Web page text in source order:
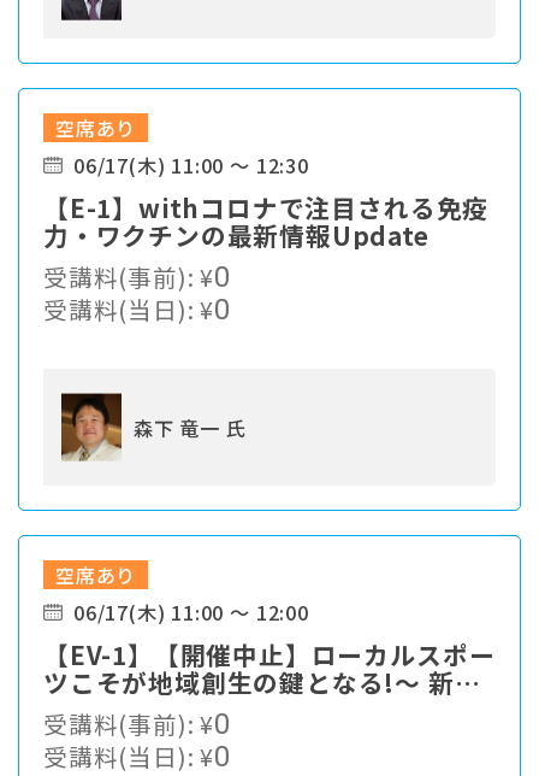
空席あり
06/17(木) 11:00 ～ 12:30
【E-1】withコロナで注目される免疫
力・ワクチンの最新情報Update
受講料(事前):¥0
受講料(当日):¥0
森下 竜一 氏
空席あり
06/17(木) 11:00 ～ 12:00
【EV-1】【開催中止】ローカルスポー
ツこそが地域創生の鍵となる!〜 新た
なスポーツソリューションの提案
受講料(事前):¥0
受講料(当日):¥0